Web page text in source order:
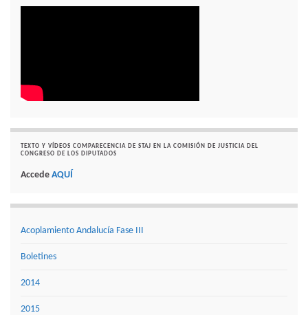
TEXTO Y VÍDEOS COMPARECENCIA DE STAJ EN LA COMISIÓN DE JUSTICIA DEL
CONGRESO DE LOS DIPUTADOS
Accede AQUÍ
Acoplamiento Andalucía Fase III
Boletines
2014
2015